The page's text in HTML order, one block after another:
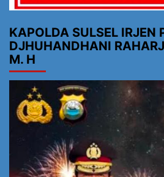
KAPOLDA SULSEL IRJEN
DJHUHANDHANI
M. H